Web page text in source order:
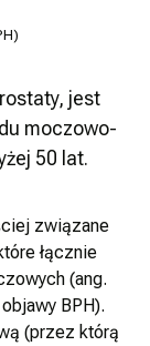
jest
moczowo-
50 lat.
związane
łącznie
(ang.
BPH).
(przez którą